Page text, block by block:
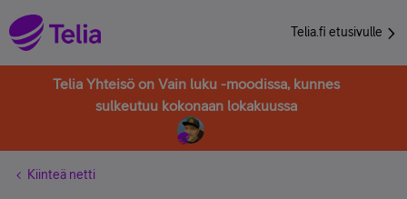
Telia.fi etusivulle
Telia Yhteisö on Vain luku -moodissa, kunnes
sulkeutuu kokonaan lokakuussa
Kiinteä netti